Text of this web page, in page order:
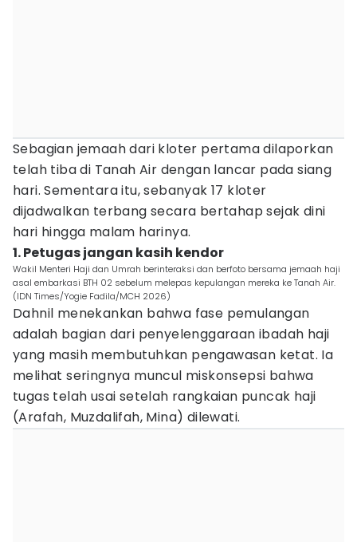
Sebagian jemaah dari kloter pertama dilaporkan
telah tiba di Tanah Air dengan lancar pada siang
hari. Sementara itu, sebanyak 17 kloter
dijadwalkan terbang secara bertahap sejak dini
hari hingga malam harinya.
1. Petugas jangan kasih kendor
Wakil Menteri Haji dan Umrah berinteraksi dan berfoto bersama jemaah haji
asal embarkasi BTH 02 sebelum melepas kepulangan mereka ke Tanah Air.
(IDN Times/Yogie Fadila/MCH 2026)
Dahnil menekankan bahwa fase pemulangan
adalah bagian dari penyelenggaraan ibadah haji
yang masih membutuhkan pengawasan ketat. Ia
melihat seringnya muncul miskonsepsi bahwa
tugas telah usai setelah rangkaian puncak haji
(Arafah, Muzdalifah, Mina) dilewati.